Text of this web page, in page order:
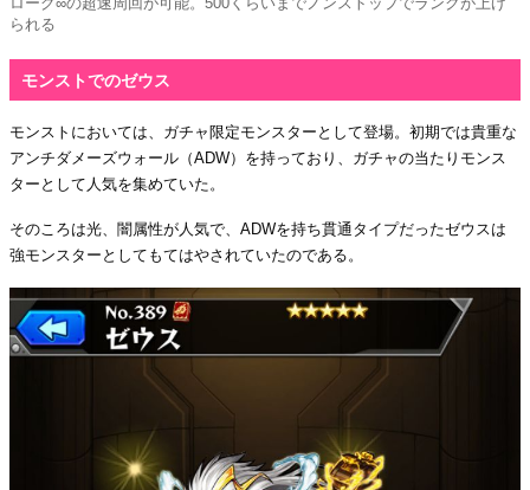
られる
モンストでのゼウス
モンストにおいては、ガチャ限定モンスターとして登場。初期では貴重な
アンチダメーズウォール（ADW）を持っており、ガチャの当たりモンス
ターとして人気を集めていた。
そのころは光、闇属性が人気で、ADWを持ち貫通タイプだったゼウスは
強モンスターとしてもてはやされていたのである。